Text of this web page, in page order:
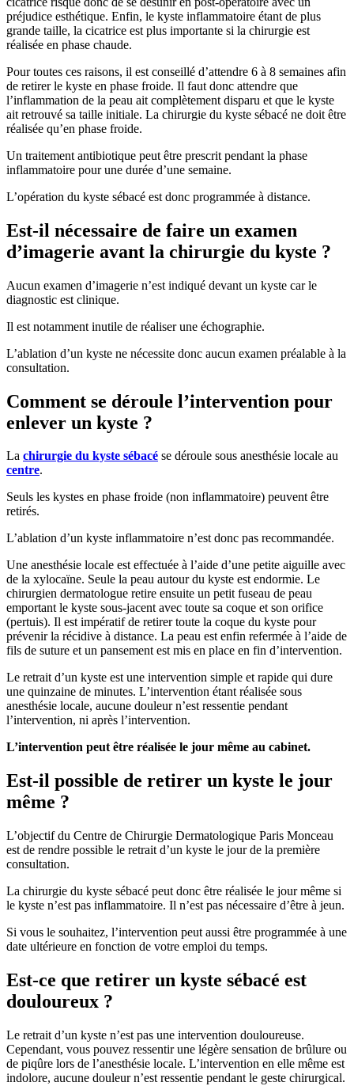
préjudice esthétique. Enfin, le kyste inflammatoire étant de plus
grande taille, la cicatrice est plus importante si la chirurgie est
réalisée en phase chaude.
Pour toutes ces raisons, il est conseillé d’attendre 6 à 8 semaines afin
de retirer le kyste en phase froide. Il faut donc attendre que
l’inflammation de la peau ait complètement disparu et que le kyste
ait retrouvé sa taille initiale. La chirurgie du kyste sébacé ne doit être
réalisée qu’en phase froide.
Un traitement antibiotique peut être prescrit pendant la phase
inflammatoire pour une durée d’une semaine.
L’opération du kyste sébacé est donc programmée à distance.
Est-il nécessaire de faire un examen
d’imagerie avant la chirurgie du kyste ?
Aucun examen d’imagerie n’est indiqué devant un kyste car le
diagnostic est clinique.
Il est notamment inutile de réaliser une échographie.
L’ablation d’un kyste ne nécessite donc aucun examen préalable à la
consultation.
Comment se déroule l’intervention pour
enlever un kyste ?
La chirurgie du kyste sébacé se déroule sous anesthésie locale au
centre.
Seuls les kystes en phase froide (non inflammatoire) peuvent être
retirés.
L’ablation d’un kyste inflammatoire n’est donc pas recommandée.
Une anesthésie locale est effectuée à l’aide d’une petite aiguille avec
de la xylocaïne. Seule la peau autour du kyste est endormie. Le
chirurgien dermatologue retire ensuite un petit fuseau de peau
emportant le kyste sous-jacent avec toute sa coque et son orifice
(pertuis). Il est impératif de retirer toute la coque du kyste pour
prévenir la récidive à distance. La peau est enfin refermée à l’aide de
fils de suture et un pansement est mis en place en fin d’intervention.
Le retrait d’un kyste est une intervention simple et rapide qui dure
une quinzaine de minutes. L’intervention étant réalisée sous
anesthésie locale, aucune douleur n’est ressentie pendant
l’intervention, ni après l’intervention.
L’intervention peut être réalisée le jour même au cabinet.
Est-il possible de retirer un kyste le jour
même ?
L’objectif du Centre de Chirurgie Dermatologique Paris Monceau
est de rendre possible le retrait d’un kyste le jour de la première
consultation.
La chirurgie du kyste sébacé peut donc être réalisée le jour même si
le kyste n’est pas inflammatoire. Il n’est pas nécessaire d’être à jeun.
Si vous le souhaitez, l’intervention peut aussi être programmée à une
date ultérieure en fonction de votre emploi du temps.
Est-ce que retirer un kyste sébacé est
douloureux ?
Le retrait d’un kyste n’est pas une intervention douloureuse.
Cependant, vous pouvez ressentir une légère sensation de brûlure ou
de piqûre lors de l’anesthésie locale. L’intervention en elle même est
indolore, aucune douleur n’est ressentie pendant le geste chirurgical.